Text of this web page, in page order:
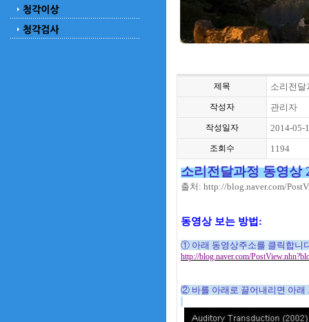
제목 소리전달
작성자 관리자
작성일자 2014-05-
조회수 1194
소리전달과정 동영상
출처: http://blog.naver.com/
동영상 보는 방법:
① 아래 동영상주소를 클릭합니
http://blog.naver.com/
② 바를 아래로 끌어내리면 아래